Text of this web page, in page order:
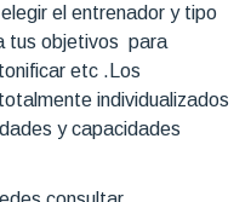
el entrenador y tipo
tus objetivos para
etc .Los
individualizados
y capacidades